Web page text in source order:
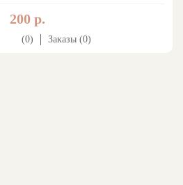
200 р.
(0) Заказы (0)